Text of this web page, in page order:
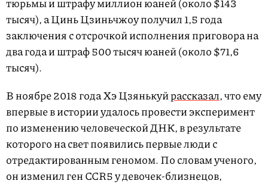
тюрьмы и штрафу миллион юаней (около $143
тысяч), а Цинь Цзиньчжоу получил 1,5 года
заключения с отсрочкой исполнения приговора на
два года и штраф 500 тысяч юаней (около $71,6
тысяч).
В ноябре 2018 года Хэ Цзянькуйрассказал, что ему
впервые в истории удалось провести эксперимент
по изменению человеческой ДНК, в результате
которого на свет появились первые люди с
отредактированным геномом. По словам ученого,
он изменил ген CCR5 у девочек-близнецов,